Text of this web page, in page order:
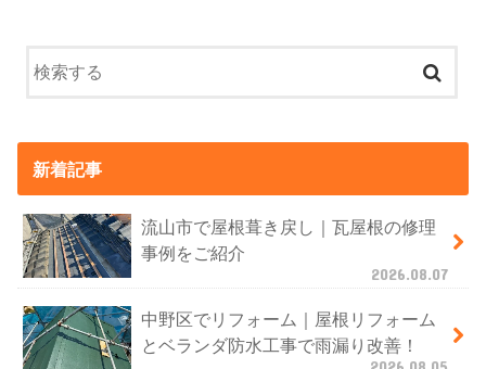
新着記事
流山市で屋根葺き戻し｜瓦屋根の修理
事例をご紹介
2026.08.07
中野区でリフォーム｜屋根リフォーム
とベランダ防水工事で雨漏り改善！